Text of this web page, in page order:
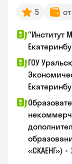
5
"Институт
ГОУ
«СКАЕНГ») •